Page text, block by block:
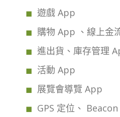
遊戲 App
購物 App 、線上金
進出貨、庫存管理
活動 App
展覽會導覽 App
GPS 定位、